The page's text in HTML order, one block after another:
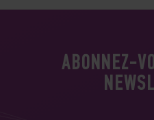
ABONNEZ-